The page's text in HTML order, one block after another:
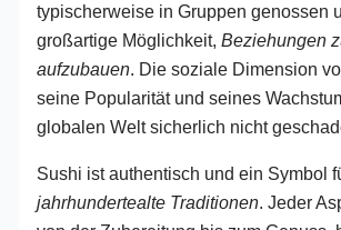
typischerweise in Gruppen genossen
großartige Möglichkeit,Beziehungen
aufzubauen. Die soziale Dimension
seine Popularität und seines
globalen Welt sicherlich nicht
Sushi ist authentisch und ein Symbol
jahrhundertealte Traditionen. Jeder